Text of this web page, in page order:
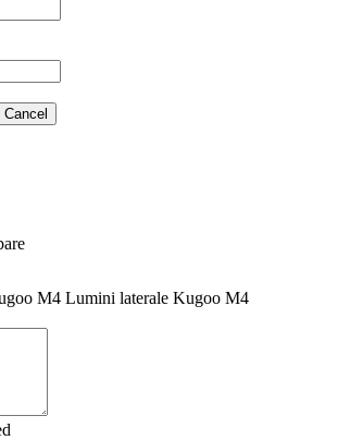
Cancel
Lumini laterale Kugoo M4